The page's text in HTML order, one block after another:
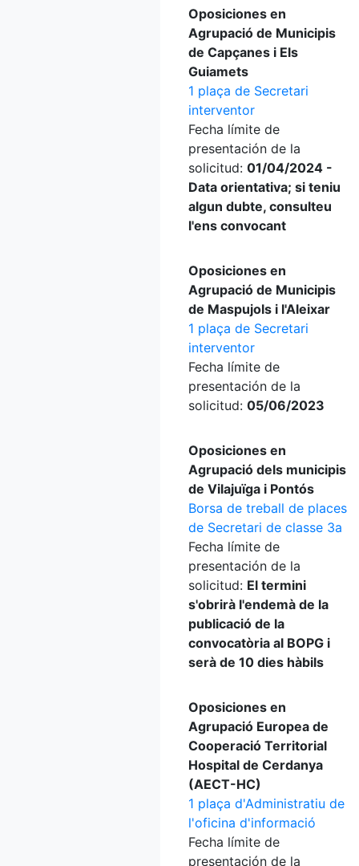
Oposiciones en
Agrupació de Municipis
de Capçanes i Els
Guiamets
1 plaça de Secretari
interventor
Fecha límite de
presentación de la
solicitud: 01/04/2024 -
Data orientativa; si teniu
algun dubte, consulteu
l'ens convocant
Oposiciones en
Agrupació de Municipis
de Maspujols i l'Aleixar
1 plaça de Secretari
interventor
Fecha límite de
presentación de la
solicitud: 05/06/2023
Oposiciones en
Agrupació dels municipis
de Vilajuïga i Pontós
Borsa de treball de places
de Secretari de classe 3a
Fecha límite de
presentación de la
solicitud: El termini
s'obrirà l'endemà de la
publicació de la
convocatòria al BOPG i
serà de 10 dies hàbils
Oposiciones en
Agrupació Europea de
Cooperació Territorial
Hospital de Cerdanya
(AECT-HC)
1 plaça d'Administratiu de
l'oficina d'informació
Fecha límite de
presentación de la